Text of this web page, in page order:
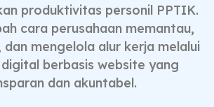
produktivitas personil PPTIK.
cara perusahaan memantau,
dan mengelola alur kerja melalui
berbasis website yang
dan akuntabel.